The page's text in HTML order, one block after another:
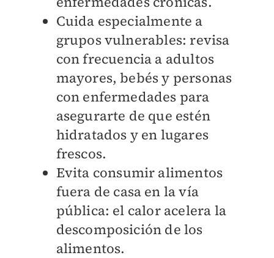
Cuida especialmente a
grupos vulnerables: revisa
con frecuencia a adultos
mayores, bebés y personas
con enfermedades para
asegurarte de que estén
hidratados y en lugares
frescos.
Evita consumir alimentos
fuera de casa en la vía
pública: el calor acelera la
descomposición de los
alimentos.